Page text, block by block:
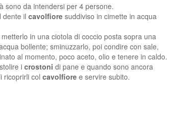
sono da intendersi per 4 persone.
dente il cavolfiore suddiviso in cimette in acqua
in una ciotola di coccio posta sopra una
bollente; sminuzzarlo, poi condire con sale,
al momento, poco aceto, olio e tenere in caldo.
icrostoni di pane e quando sono ancora
ricoprirli col cavolfiore e servire subito.